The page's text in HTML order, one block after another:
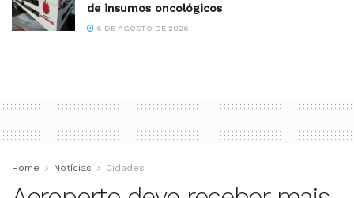
de insumos oncológicos
6 DE AGOSTO DE 2026
Home Notícias Cidades